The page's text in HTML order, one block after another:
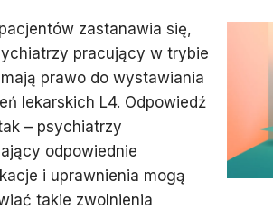
zastanawia się,
pracujący w trybie
prawo do wystawiania
lekarskich L4. Odpowiedź
– psychiatrzy
odpowiednie
i uprawnienia mogą
takie zwolnienia